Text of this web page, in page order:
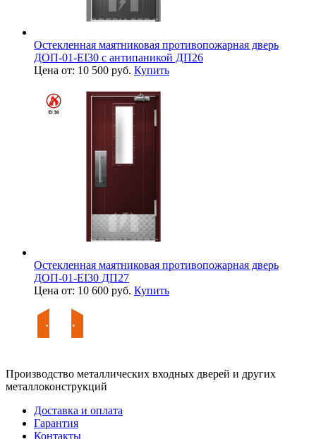
Остекленная маятниковая противопожарная дверь
ДОП-01-EI30 с антипаникой ДП26
Цена от: 10 500 руб. Купить
Остекленная маятниковая противопожарная дверь
ДОП-01-EI30 ДП27
Цена от: 10 600 руб. Купить
Производство металлических входных дверей и других
металлоконструкций
Доставка и оплата
Гарантия
Контакты